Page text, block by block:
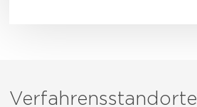
Verfahrensstandorte